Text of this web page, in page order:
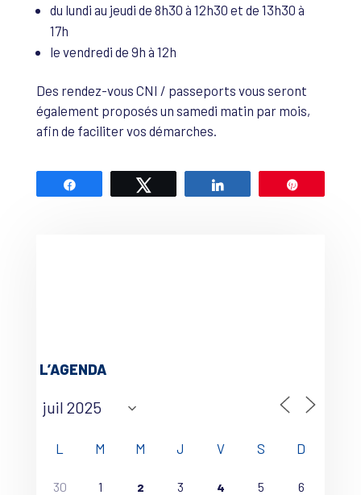
du lundi au jeudi de 8h30 à 12h30 et de 13h30 à
17h
le vendredi de 9h à 12h
Des rendez-vous CNI / passeports vous seront
également proposés un samedi matin par mois,
afin de faciliter vos démarches.
L’AGENDA
L M M J V S D
30 1 2 3 4 5 6